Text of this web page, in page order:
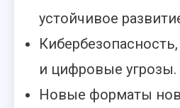
устойчивое
и цифровые угрозы.
Новые форматы